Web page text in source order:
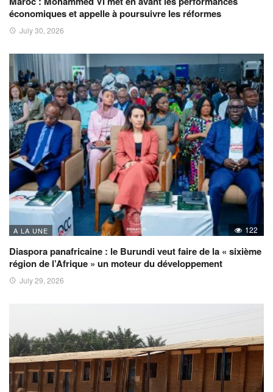
économiques et appelle à poursuivre les réformes
July 30, 2026
A LA UNE 122
Diaspora panafricaine : le Burundi veut faire de la « sixième
région de l’Afrique » un moteur du développement
July 29, 2026